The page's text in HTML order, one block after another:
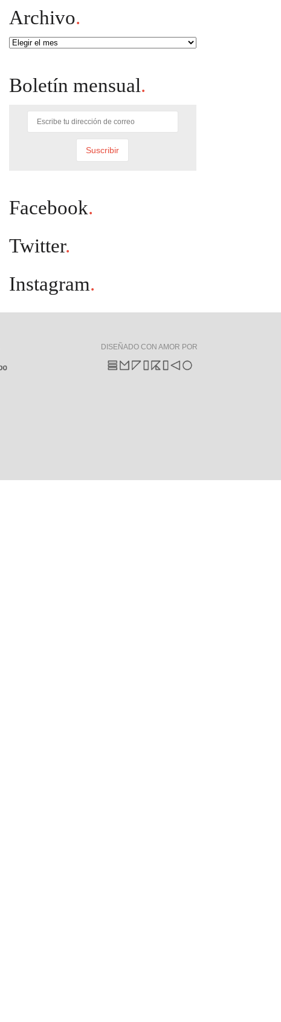
Archivo.
Archivo
Boletín mensual.
Facebook.
Twitter.
Instagram.
DISEÑADO CON AMOR POR